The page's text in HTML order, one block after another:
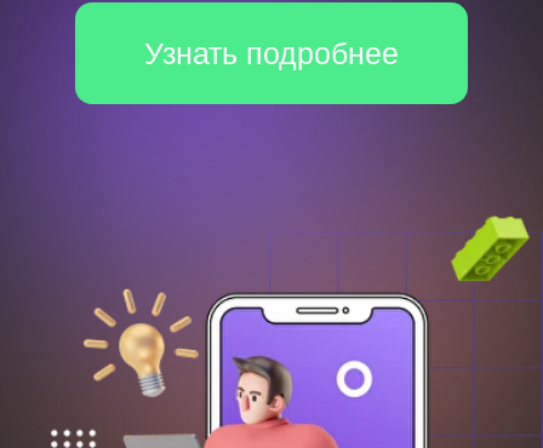
*Все иностранные термины и названия сервисов вы можете
найти с расшифровкой внизу страницы.